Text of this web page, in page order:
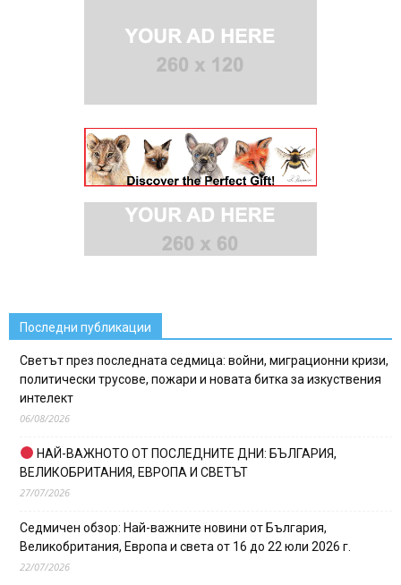
Последни публикации
Светът през последната седмица: войни, миграционни кризи,
политически трусове, пожари и новата битка за изкуствения
интелект
06/08/2026
НАЙ-ВАЖНОТО ОТ ПОСЛЕДНИТЕ ДНИ: БЪЛГАРИЯ,
ВЕЛИКОБРИТАНИЯ, ЕВРОПА И СВЕТЪТ
27/07/2026
Седмичен обзор: Най-важните новини от България,
Великобритания, Европа и света от 16 до 22 юли 2026 г.
22/07/2026